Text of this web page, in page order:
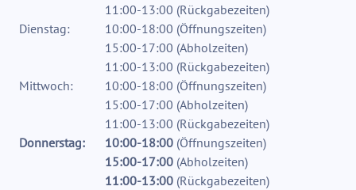
11:00-13:00 (Rückgabezeiten)
Dienstag:
10:00-18:00 (Öffnungszeiten)
15:00-17:00 (Abholzeiten)
11:00-13:00 (Rückgabezeiten)
Mittwoch:
10:00-18:00 (Öffnungszeiten)
15:00-17:00 (Abholzeiten)
11:00-13:00 (Rückgabezeiten)
Donnerstag:
10:00-18:00(Öffnungszeiten)
15:00-17:00(Abholzeiten)
11:00-13:00(Rückgabezeiten)